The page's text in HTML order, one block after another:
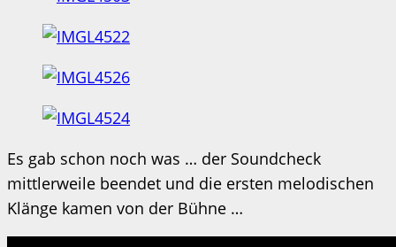
Es gab schon noch was … der Soundcheck
mittlerweile beendet und die ersten melodischen
Klänge kamen von der Bühne …